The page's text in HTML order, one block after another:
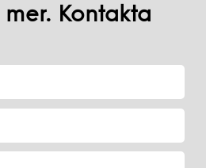
Kontakta